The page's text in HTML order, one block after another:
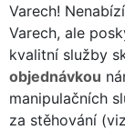
Varech!
Varech, ale
kvalitní služby
objednávkou
manipulačních
za stěhování (viz